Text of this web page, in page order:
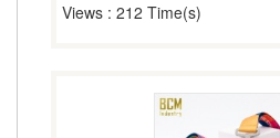
Views : 212 Time(s)